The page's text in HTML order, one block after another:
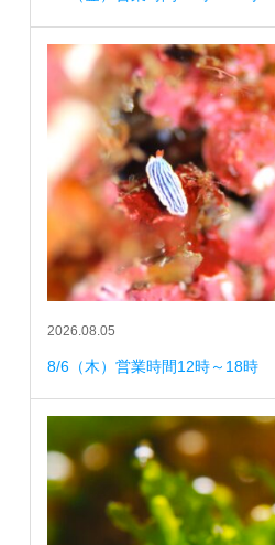
2026.08.05
8/6（木）営業時間12時～18時